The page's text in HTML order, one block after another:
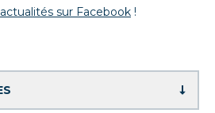
actualités sur Facebook !